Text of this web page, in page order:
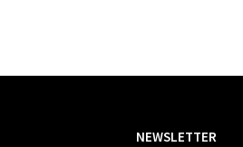
NEWSLETTER